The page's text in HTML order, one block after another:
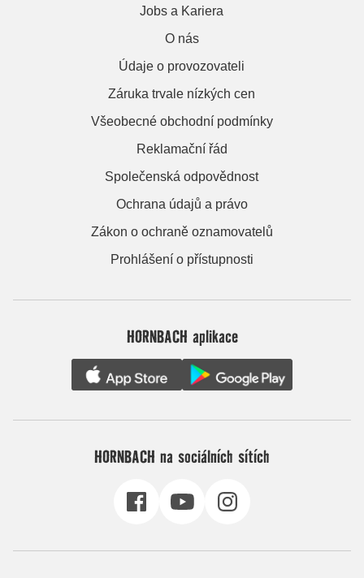
Jobs a Kariera
O nás
Údaje o provozovateli
Záruka trvale nízkých cen
Všeobecné obchodní podmínky
Reklamační řád
Společenská odpovědnost
Ochrana údajů a právo
Zákon o ochraně oznamovatelů
Prohlášení o přístupnosti
HORNBACH aplikace
HORNBACH na sociálních sítích